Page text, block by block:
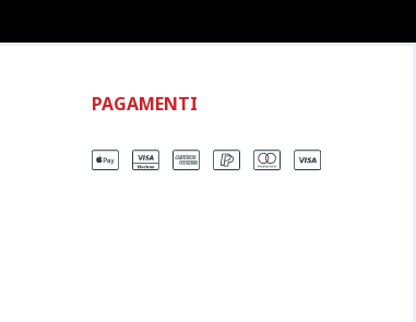
PAGAMENTI